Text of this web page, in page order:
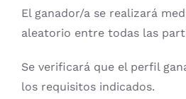
El ganador/a se realizará
aleatorio entre todas las
Se verificará que el perfil
los requisitos indicados.